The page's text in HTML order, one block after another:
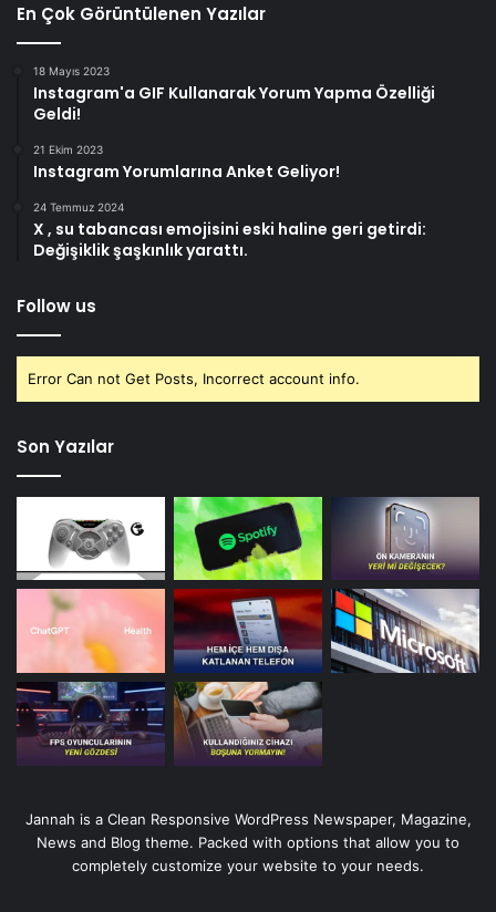
En Çok Görüntülenen Yazılar
18 Mayıs 2023
Instagram'a GIF Kullanarak Yorum Yapma Özelliği
Geldi!
21 Ekim 2023
Instagram Yorumlarına Anket Geliyor!
24 Temmuz 2024
X , su tabancası emojisini eski haline geri getirdi:
Değişiklik şaşkınlık yarattı.
Follow us
Error Can not Get Posts, Incorrect account info.
Son Yazılar
Jannah is a Clean Responsive WordPress Newspaper, Magazine,
News and Blog theme. Packed with options that allow you to
completely customize your website to your needs.